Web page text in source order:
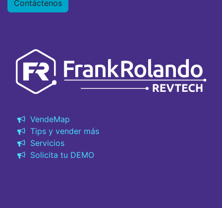
Contáctenos
VendeMap
Tips y vender más
Servicios
Solicita tu DEMO